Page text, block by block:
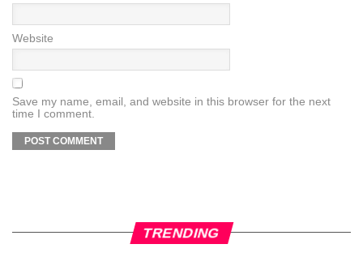
Website
Save my name, email, and website in this browser for the next
time I comment.
TRENDING